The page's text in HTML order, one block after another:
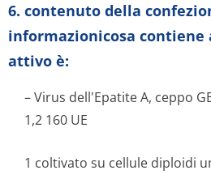
6. contenuto della
informazionicosa
attivo è:
– Virus dell'Epatite A, ceppo
1,2 160 UE
1 coltivato su cellule diploidi